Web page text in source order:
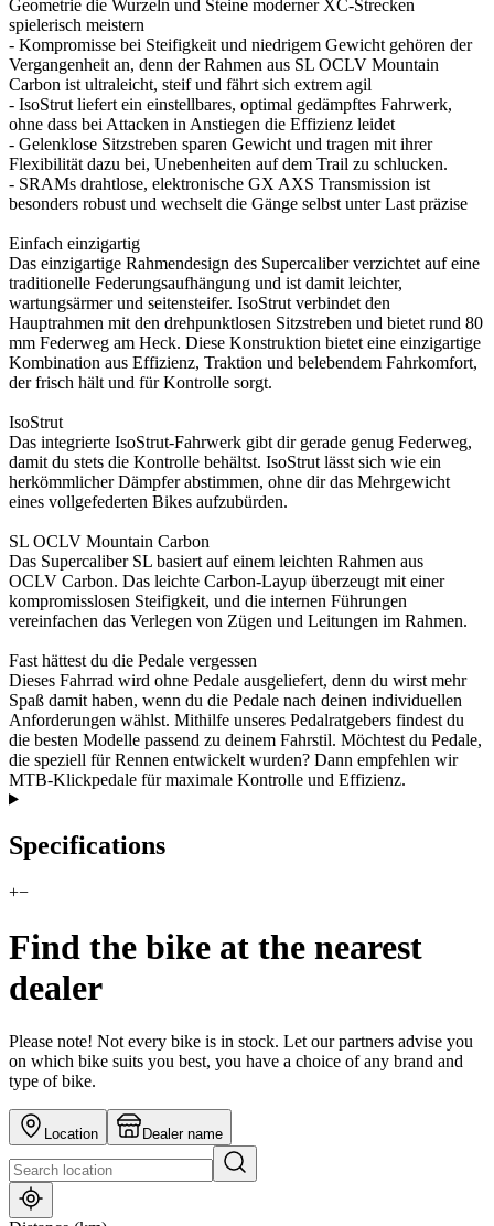
Geometrie die Wurzeln und Steine moderner XC-Strecken
spielerisch meistern
- Kompromisse bei Steifigkeit und niedrigem Gewicht gehören der
Vergangenheit an, denn der Rahmen aus SL OCLV Mountain
Carbon ist ultraleicht, steif und fährt sich extrem agil
- IsoStrut liefert ein einstellbares, optimal gedämpftes Fahrwerk,
ohne dass bei Attacken in Anstiegen die Effizienz leidet
- Gelenklose Sitzstreben sparen Gewicht und tragen mit ihrer
Flexibilität dazu bei, Unebenheiten auf dem Trail zu schlucken.
- SRAMs drahtlose, elektronische GX AXS Transmission ist
besonders robust und wechselt die Gänge selbst unter Last präzise
Einfach einzigartig
Das einzigartige Rahmendesign des Supercaliber verzichtet auf eine
traditionelle Federungsaufhängung und ist damit leichter,
wartungsärmer und seitensteifer. IsoStrut verbindet den
Hauptrahmen mit den drehpunktlosen Sitzstreben und bietet rund 80
mm Federweg am Heck. Diese Konstruktion bietet eine einzigartige
Kombination aus Effizienz, Traktion und belebendem Fahrkomfort,
der frisch hält und für Kontrolle sorgt.
IsoStrut
Das integrierte IsoStrut-Fahrwerk gibt dir gerade genug Federweg,
damit du stets die Kontrolle behältst. IsoStrut lässt sich wie ein
herkömmlicher Dämpfer abstimmen, ohne dir das Mehrgewicht
eines vollgefederten Bikes aufzubürden.
SL OCLV Mountain Carbon
Das Supercaliber SL basiert auf einem leichten Rahmen aus
OCLV Carbon. Das leichte Carbon-Layup überzeugt mit einer
kompromisslosen Steifigkeit, und die internen Führungen
vereinfachen das Verlegen von Zügen und Leitungen im Rahmen.
Fast hättest du die Pedale vergessen
Dieses Fahrrad wird ohne Pedale ausgeliefert, denn du wirst mehr
Spaß damit haben, wenn du die Pedale nach deinen individuellen
Anforderungen wählst. Mithilfe unseres Pedalratgebers findest du
die besten Modelle passend zu deinem Fahrstil. Möchtest du Pedale,
die speziell für Rennen entwickelt wurden? Dann empfehlen wir
MTB-Klickpedale für maximale Kontrolle und Effizienz.
Specifications
+−
Find the bike at the nearest
dealer
Please note! Not every bike is in stock. Let our partners advise you
on which bike suits you best, you have a choice of any brand and
type of bike.
Location Dealer name